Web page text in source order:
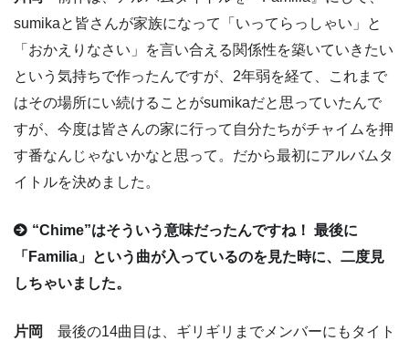
sumikaと皆さんが家族になって「いってらっしゃい」と
「おかえりなさい」を言い合える関係性を築いていきたい
という気持ちで作ったんですが、2年弱を経て、これまで
はその場所にい続けることがsumikaだと思っていたんで
すが、今度は皆さんの家に行って自分たちがチャイムを押
す番なんじゃないかなと思って。だから最初にアルバムタ
イトルを決めました。
“Chime”はそういう意味だったんですね！ 最後に
「Familia」という曲が入っているのを見た時に、二度見
しちゃいました。
片岡
最後の14曲目は、ギリギリまでメンバーにもタイト